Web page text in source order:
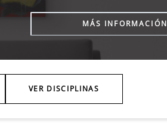
MÁS INFORMACIÓN
VER DISCIPLINAS